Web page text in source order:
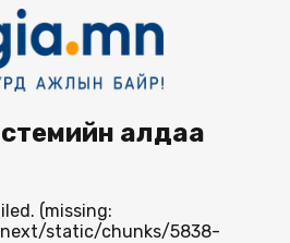
алдаа
(missing:
static/chunks/5838-